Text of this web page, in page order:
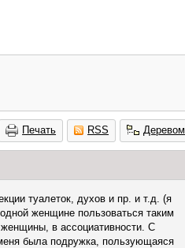
Печать RSS Деревом
туалеток, духов и пр. и т.д. (я
женщине пользоваться таким
в ассоциативности. С
была подружка, пользующаяся